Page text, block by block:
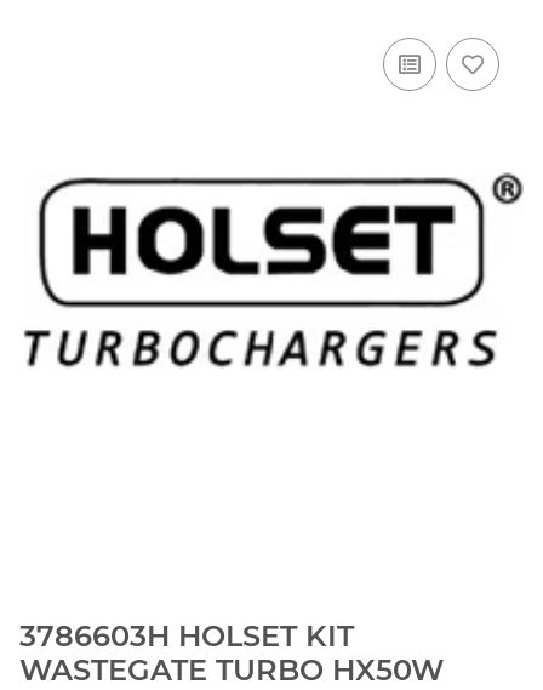
3786603H HOLSET KIT
WASTEGATE TURBO HX50W